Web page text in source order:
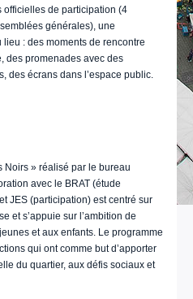
officielles de participation (4
générales), une
: des moments de rencontre
des promenades avec des
des écrans dans l’espace public.
Noirs » réalisé par le bureau
avec le BRAT (étude
JES (participation) est centré sur
et s’appuie sur l’ambition de
et aux enfants. Le programme
qui ont comme but d’apporter
du quartier, aux défis sociaux et